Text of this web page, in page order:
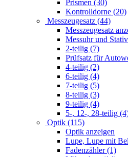
Prismen (30)
Kontrolldorne (20)
Messzeugesatz (44)
Messzeugesatz
Messuhr und
2-teilig (7)
Prüfsatz für
4-teilig (2)
6-teilig (4)
7-teilig (5)
8-teilig (3)
9-teilig (4)
5-, 12-, 28-teilig
Optik (115)
Optik anzeigen
Lupe, Lupe mit
Fadenzähler (1)